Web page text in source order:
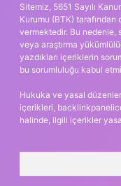
Sitemiz, 5651 Sayılı
Kurumu (BTK) tarafından
vermektedir. Bu
veya araştırma
yazdıkları içeriklerin
bu sorumluluğu kabul
Hukuka ve yasal
içerikleri,
halinde, ilgili içerikler